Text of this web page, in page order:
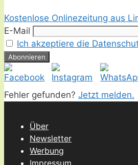
Kostenlose Onlinezeitung aus
E-Mail
Ich akzeptiere die
Fehler gefunden? Jetzt melden.
Über
Newsletter
Werbung
Impressum